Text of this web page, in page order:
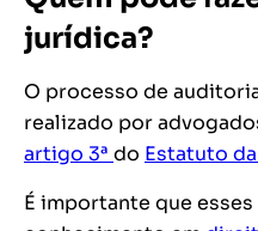
jurídica?
O processo de
realizado por
artigo 3ª do Estatuto
É importante que